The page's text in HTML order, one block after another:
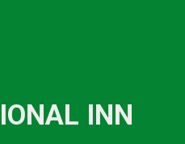
INN